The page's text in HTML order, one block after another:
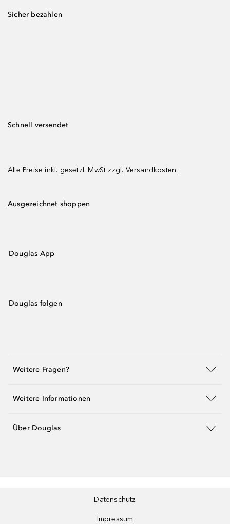
Sicher bezahlen
Schnell versendet
Alle Preise inkl. gesetzl. MwSt zzgl. Versandkosten.
Ausgezeichnet shoppen
Douglas App
Douglas folgen
Weitere Fragen?
Weitere Informationen
Über Douglas
Datenschutz
Impressum